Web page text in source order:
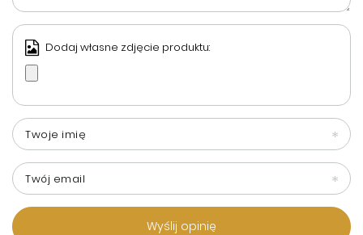
Dodaj własne zdjęcie produktu:
Twoje imię
Twój email
Wyślij opinię